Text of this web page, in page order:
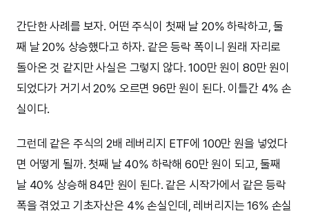
간단한 사례를 보자. 어떤 주식이 첫째 날 20% 하락하고, 둘
째 날 20% 상승했다고 하자. 같은 등락 폭이니 원래 자리로
돌아온 것 같지만 사실은 그렇지 않다. 100만 원이 80만 원이
되었다가 거기서 20% 오르면 96만 원이 된다. 이틀간 4% 손
실이다.
그런데 같은 주식의 2배 레버리지 ETF에 100만 원을 넣었다
면 어떻게 될까. 첫째 날 40% 하락해 60만 원이 되고, 둘째
날 40% 상승해 84만 원이 된다. 같은 시작가에서 같은 등락
폭을 겪었고 기초자산은 4% 손실인데, 레버리지는 16% 손실